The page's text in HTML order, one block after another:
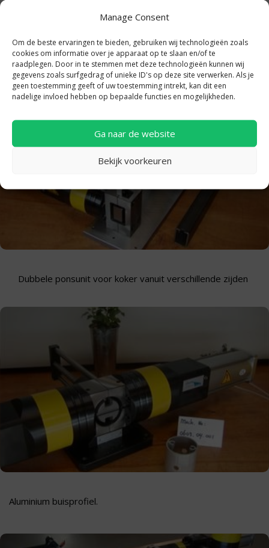
Manage Consent
Om de beste ervaringen te bieden, gebruiken wij technologieën zoals
cookies om informatie over je apparaat op te slaan en/of te
raadplegen. Door in te stemmen met deze technologieën kunnen wij
gegevens zoals surfgedrag of unieke ID's op deze site verwerken. Als je
geen toestemming geeft of uw toestemming intrekt, kan dit een
nadelige invloed hebben op bepaalde functies en mogelijkheden.
Ga naar de website
Bekijk voorkeuren
binnendiameter van de buis.
Dubbele ponsunit voor koker vanuit verschillende zijden
Aluminium buisprofiel.